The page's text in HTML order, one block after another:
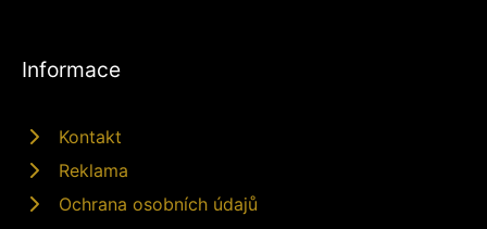
Informace
Kontakt
Reklama
Ochrana osobních údajů